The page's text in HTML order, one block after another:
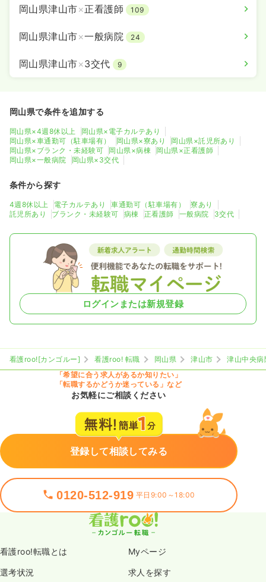
岡山県津山市×正看護師 109
岡山県津山市×一般病院 24
岡山県津山市×3交代 9
岡山県で条件を追加する
岡山県×4週8休以上
岡山県×電子カルテあり
岡山県×車通勤可（駐車場有）
岡山県×寮あり
岡山県×託児所あり
岡山県×ブランク・未経験可
岡山県×病棟
岡山県×正看護師
岡山県×一般病院
岡山県×3交代
条件から探す
4週8休以上 電子カルテあり 車通勤可（駐車場有）
寮あり
託児所あり
ブランク・未経験可 病棟 正看護師 一般病院 3交代
ログインまたは新規登録
看護roo![カンゴルー] 看護roo! 転職 岡山県 津山市
津山中央病
「希望に合う求人があるか知りたい」
「転職するかどうか迷っている」など
お気軽にご相談ください
登録して相談してみる
0120-512-919 平日9:00～18:00
看護roo!転職とは Myページ
選考状況 求人を探す